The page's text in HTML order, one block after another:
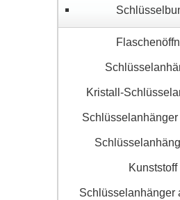
Kristall-
Kunststoff
Schlüsselanhänger